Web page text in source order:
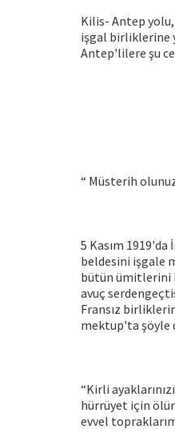
Kilis- Antep
işgal birliklerine
Antep'lilere şu
“ Müsterih
5 Kasım
beldesini işgale
bütün ümitlerini
avuç
Fransız
mektup'ta şöyle
“Kirli
hürrüyet için
evvel